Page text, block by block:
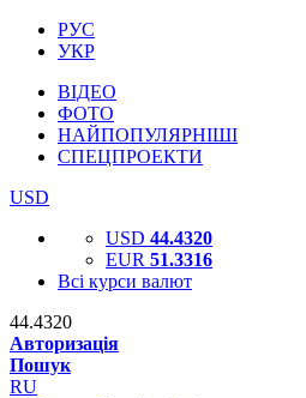
РУС
УКР
ВІДЕО
ФОТО
НАЙПОПУЛЯРНІШІ
СПЕЦПРОЕКТИ
USD
USD 44.4320
EUR 51.3316
Всі курси валют
44.4320
Авторизація
Пошук
RU